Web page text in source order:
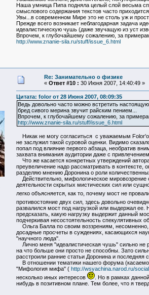
Наша умница Пипа подняла целый слой весьма
смыслового содержания текстов часто
Увы...в современном Мире это не столь уж и
Прежде всего возникает неблагодарная задача
идеалистическую чушь (даже звучащую из уст
Впрочем, к глубочайшему сожалению, за
http://www.znanie-sila.ru/stuff/issue_6.html
Re: Занимательно о физике
« Ответ #10 : 30 Июня 2007, 14:40:49 »
Цитата: folor от 28 Июня 2007, 08:09:35
Ведь довольно часто можно встретить
бред сивого мерина звучит райским пением...
Впрочем, к глубочайшему сожалению, за
http://www.znanie-sila.ru/stuff/issue_6.html
Никак не могу согласиться с уважаемым
не заслужил такой суровой оценки. Видимо
попал под влияние первого абзаца, необратив
захвата внимания аудитории даже с
Что же касается конкретных утверждений
преувеличение надо рассматривать в
разделяю мнению Доронина о роли
Действительно, мифологическое
деятельности скрытых мистических сил или
легко объясняется, как то, почему мост не
противостояние двух сил, здесь довольно
развалился мост под нагрузкой или выдержал
предсказать, какую нагрузку выдержит данный
подчеркивая несостоятельность спекулятивных
Ольга Балла по своим воззрениям,
досадные просчеты в суждениях, касающихся
"научного люда".
Лично меня "идеалистическая чушь" сильно не
на что больше они просто не способны. Зато
расстроили ранние статьи Доронина и последняя
В отношении тематики нашего форума (касаемо
"Мифология мифа" ( http://wsyachina.narod.ru/
несколько иных интересов
. Но в рамках
нибудь в позитивном плане. Тем более, что я